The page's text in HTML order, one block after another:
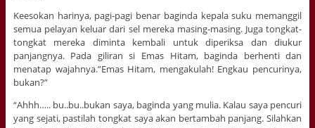
Keesokan harinya, pagi-pagi benar baginda kepala suku memanggil
semua pelayan keluar dari sel mereka masing-masing. Juga tongkat-
tongkat mereka diminta kembali untuk diperiksa dan diukur
panjangnya. Pada giliran si Emas Hitam, baginda berhenti dan
menatap wajahnya.”Emas Hitam, mengakulah! Engkau pencurinya,
bukan?”
“Ahhh….. bu..bu..bukan saya, baginda yang mulia. Kalau saya pencuri
yang sejati, pastilah tongkat saya akan bertambah panjang. Silahkan